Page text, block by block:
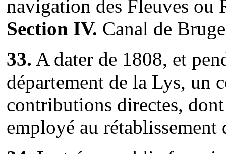
navigation des Fleuves ou
Section IV. Canal de
33. A dater de 1808, et
département de la Lys, un
contributions directes,
employé au rétablissement